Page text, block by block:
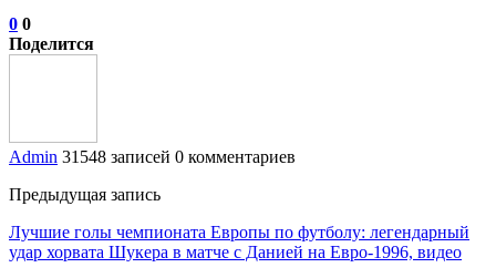
0 0
Поделится
Admin 31548 записей 0 комментариев
Предыдущая запись
Лучшие голы чемпионата Европы по футболу: легендарный
удар хорвата Шукера в матче с Данией на Евро-1996, видео